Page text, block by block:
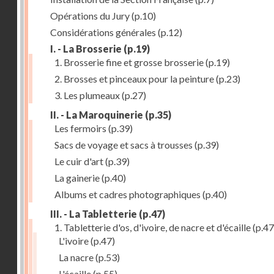
Opérations du Jury(p.10)
Considérations générales (p.12)
I. - La Brosserie (p.19)
1. Brosserie fine et grosse brosserie(p.19)
2. Brosses et pinceaux pour la peinture(p.23)
3. Les plumeaux(p.27)
II. - La Maroquinerie (p.35)
Les fermoirs (p.39)
Sacs de voyage et sacs à trousses (p.39)
Le cuir d'art(p.39)
La gainerie(p.40)
Albums et cadres photographiques (p.40)
III. - La Tabletterie (p.47)
1. Tabletterie d'os, d'ivoire, de nacre et d'écaille
L'ivoire(p.47)
La nacre(p.53)